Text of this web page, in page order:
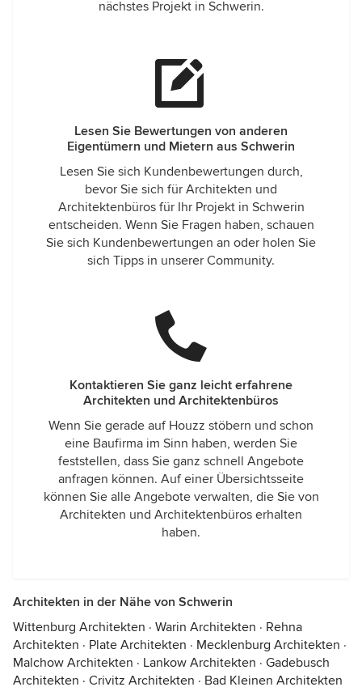
nächstes Projekt in Schwerin.
Lesen Sie Bewertungen von anderen
Eigentümern und Mietern aus Schwerin
Lesen Sie sich Kundenbewertungen durch,
bevor Sie sich für Architekten und
Architektenbüros für Ihr Projekt in Schwerin
entscheiden. Wenn Sie Fragen haben, schauen
Sie sich Kundenbewertungen an oder holen Sie
sich Tipps in unserer Community.
Kontaktieren Sie ganz leicht erfahrene
Architekten und Architektenbüros
Wenn Sie gerade auf Houzz stöbern und schon
eine Baufirma im Sinn haben, werden Sie
feststellen, dass Sie ganz schnell Angebote
anfragen können. Auf einer Übersichtsseite
können Sie alle Angebote verwalten, die Sie von
Architekten und Architektenbüros erhalten
haben.
Architekten in der Nähe von Schwerin
Wittenburg Architekten · Warin Architekten · Rehna
Architekten · Plate Architekten · Mecklenburg Architekten ·
Malchow Architekten · Lankow Architekten · Gadebusch
Architekten · Crivitz Architekten · Bad Kleinen Architekten